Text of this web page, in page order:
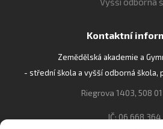
Kontaktní
Zemědělská akademie a
- střední škola a vyšší odborná škola,
Riegrova 1403, 508
IČ: 06 668 364